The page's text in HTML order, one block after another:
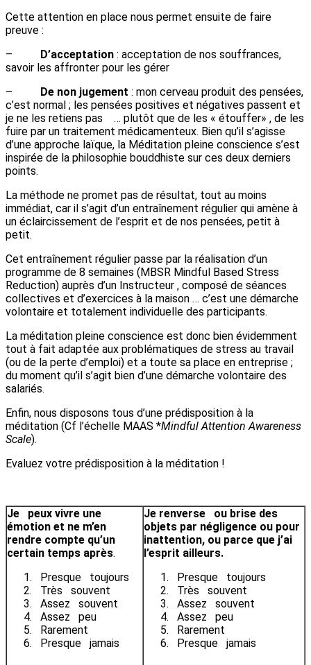
Cette attention en place nous permet ensuite de faire
preuve :
– D’acceptation : acceptation de nos souffrances,
savoir les affronter pour les gérer
– De non jugement : mon cerveau produit des pensées,
c’est normal ; les pensées positives et négatives passent et
je ne les retiens pas … plutôt que de les « étouffer» , de les
fuire par un traitement médicamenteux. Bien qu’il s’agisse
d’une approche laïque, la Méditation pleine conscience s’est
inspirée de la philosophie bouddhiste sur ces deux derniers
points.
La méthode ne promet pas de résultat, tout au moins
immédiat, car il s’agit d’un entraînement régulier qui amène à
un éclaircissement de l’esprit et de nos pensées, petit à
petit.
Cet entraînement régulier passe par la réalisation d’un
programme de 8 semaines (MBSR Mindful Based Stress
Reduction) auprès d’un Instructeur , composé de séances
collectives et d’exercices à la maison … c’est une démarche
volontaire et totalement individuelle des participants.
La méditation pleine conscience est donc bien évidemment
tout à fait adaptée aux problématiques de stress au travail
(ou de la perte d’emploi) et a toute sa place en entreprise ;
du moment qu’il s’agit bien d’une démarche volontaire des
salariés.
Enfin, nous disposons tous d’une prédisposition à la
méditation (Cf l’échelle MAAS *Mindful Attention Awareness
Scale).
Evaluez votre prédisposition à la méditation !
Je peux vivre une
émotion et ne m’en
rendre compte qu’un
certain temps après.
Presque toujours
Très souvent
Assez souvent
Assez peu
Rarement
Presque jamais
Je renverse ou brise des
objets par négligence ou pour
inattention, ou parce que j’ai
l’esprit ailleurs.
Presque toujours
Très souvent
Assez souvent
Assez peu
Rarement
Presque jamais